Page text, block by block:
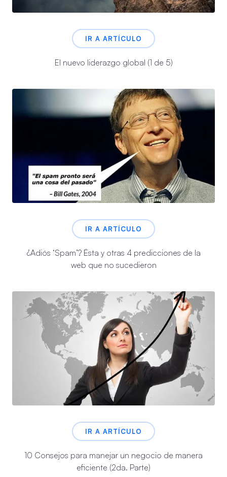
IR A ARTÍCULO
El nuevo liderazgo global (1 de 5)
IR A ARTÍCULO
¿Adiós ‘Spam’? Ésta y otras 4 predicciones de la
web que no sucedieron
IR A ARTÍCULO
10 Consejos para manejar un negocio de manera
eficiente (2da. Parte)